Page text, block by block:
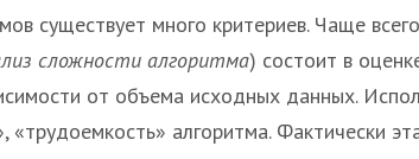
существует много критериев. Чаще всего
сложности алгоритма) состоит в
от объема исходных данных.
алгоритма. Фактически